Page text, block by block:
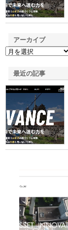
アーカイブ
最近の記事